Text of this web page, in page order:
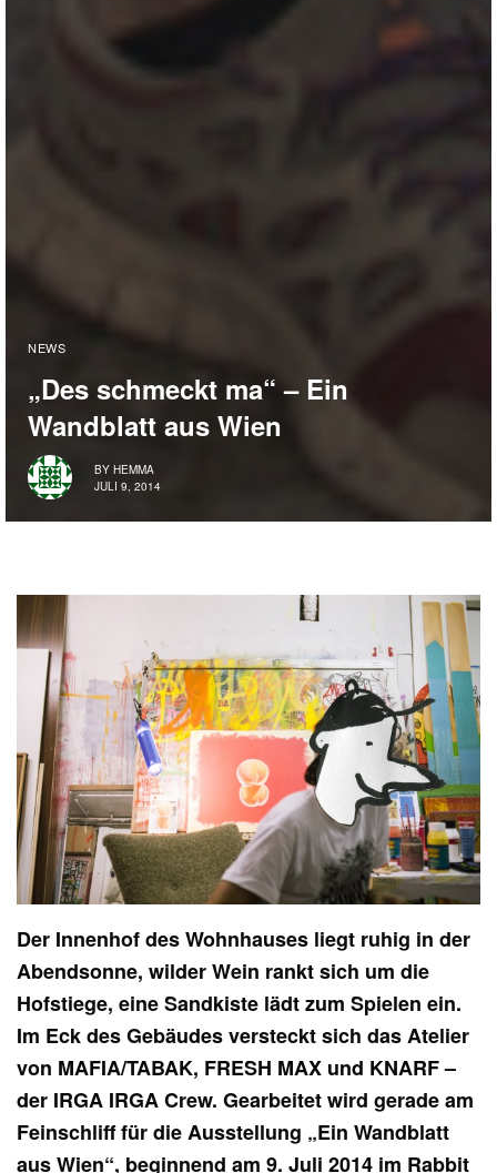
NEWS
„Des schmeckt ma“ – Ein
Wandblatt aus Wien
BY HEMMA
JULI 9, 2014
Der Innenhof des Wohnhauses liegt ruhig in der
Abendsonne, wilder Wein rankt sich um die
Hofstiege, eine Sandkiste lädt zum Spielen ein.
Im Eck des Gebäudes versteckt sich das Atelier
von MAFIA/TABAK, FRESH MAX und KNARF –
der IRGA IRGA Crew. Gearbeitet wird gerade am
Feinschliff für die Ausstellung „Ein Wandblatt
aus Wien“, beginnend am 9. Juli 2014 im Rabbit